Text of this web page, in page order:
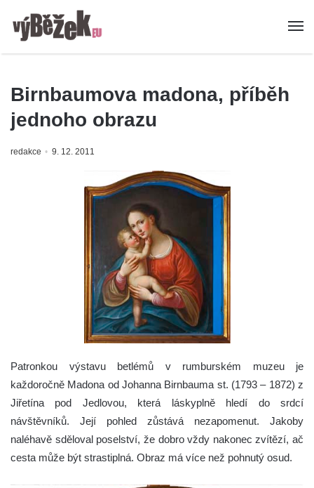
Birnbaumova madona, příběh
jednoho obrazu
redakce 9. 12. 2011
Patronkou výstavu betlémů v rumburském muzeu je
každoročně Madona od Johanna Birnbauma st. (1793 – 1872) z
Jiřetína pod Jedlovou, která láskyplně hledí do srdcí
návštěvníků. Její pohled zůstává nezapomenut. Jakoby
naléhavě sděloval poselství, že dobro vždy nakonec zvítězí, ač
cesta může být strastiplná. Obraz má více než pohnutý osud.